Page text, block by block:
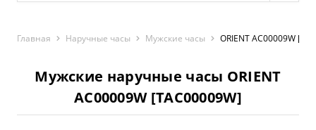
Главная Наручные часы Мужские часы ORIENT AC00009W
Мужские наручные часы ORIENT
AC00009W [TAC00009W]